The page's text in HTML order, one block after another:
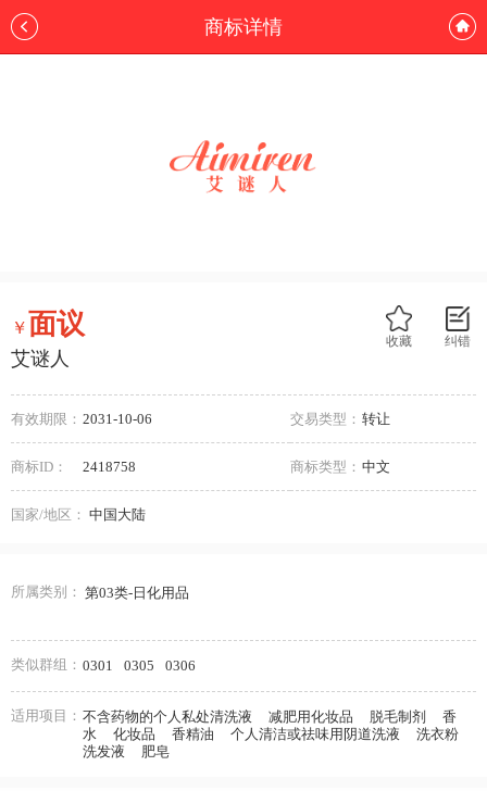
商标详情
纠错
收藏
￥面议
艾谜人
有效期限： 2031-10-06 交易类型： 转让
商标ID： 2418758 商标类型： 中文
国家/地区： 中国大陆
所属类别： 第03类-日化用品
类似群组： 0301 0305 0306
适用项目： 不含药物的个人私处清洗液 减肥用化妆品 脱毛制剂
香
水
化妆品 香精油 个人清洁或祛味用阴道洗液
洗衣粉
洗发液
肥皂